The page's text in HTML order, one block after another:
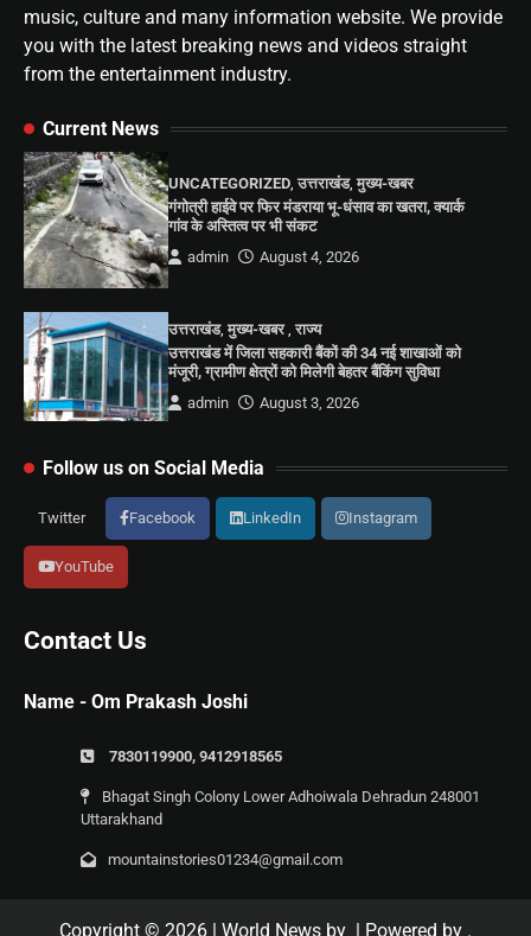
music, culture and many information website. We provide
you with the latest breaking news and videos straight
from the entertainment industry.
Current News
UNCATEGORIZED ,उत्तराखंड,मुख्य-खबर
गंगोत्री हाईवे पर फिर मंडराया भू-धंसाव का खतरा, क्यार्क
गांव के अस्तित्व पर भी संकट
admin
August 4, 2026
उत्तराखंड,मुख्य-खबर,राज्य
उत्तराखंड में जिला सहकारी बैंकों की 34 नई शाखाओं को
मंजूरी, ग्रामीण क्षेत्रों को मिलेगी बेहतर बैंकिंग सुविधा
admin
August 3, 2026
Follow us on Social Media
Twitter Facebook LinkedIn Instagram
YouTube
Contact Us
Name - Om Prakash Joshi
7830119900, 9412918565
Bhagat Singh Colony Lower Adhoiwala Dehradun 248001
Uttarakhand
mountainstories01234@gmail.com
Copyright © 2026 | World News by | Powered by .